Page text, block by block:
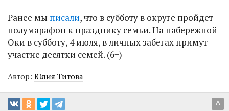
Ранее мы писали, что в субботу в округе пройдет
полумарафон к празднику семьи. На набережной
Оки в субботу, 4 июля, в личных забегах примут
участие десятки семей. (6+)
Автор: Юлия Титова
^